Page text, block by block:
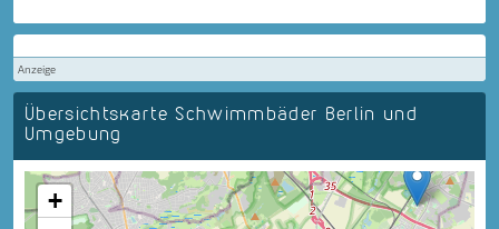
Anzeige
Übersichtskarte Schwimmbäder Berlin und
Umgebung
+